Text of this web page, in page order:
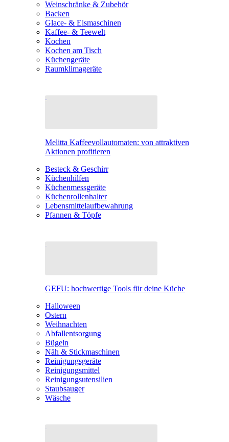
Weinschränke & Zubehör
Backen
Glace- & Eismaschinen
Kaffee- & Teewelt
Kochen
Kochen am Tisch
Küchengeräte
Raumklimageräte
Melitta Kaffeevollautomaten: von attraktiven
Aktionen profitieren
Besteck & Geschirr
Küchenhilfen
Küchenmessgeräte
Küchenrollenhalter
Lebensmittelaufbewahrung
Pfannen & Töpfe
GEFU: hochwertige Tools für deine Küche
Halloween
Ostern
Weihnachten
Abfallentsorgung
Bügeln
Näh & Stickmaschinen
Reinigungsgeräte
Reinigungsmittel
Reinigungsutensilien
Staubsauger
Wäsche